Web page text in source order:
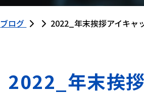
ブログ 2022_年末挨拶アイキャ
2022_年末挨